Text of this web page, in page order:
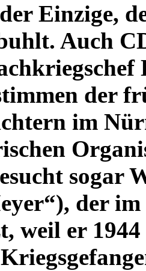
Einzige,
Auch
der
im
sogar
der
weil er